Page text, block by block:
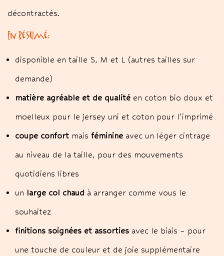
décontractés.
En résumé:
disponible en taille S, M et L (autres tailles sur
demande)
matière agréable et de qualité en coton bio doux et
moelleux pour le jersey uni et coton pour l’imprimé
coupe confort mais féminine avec un léger cintrage
au niveau de la taille, pour des mouvements
quotidiens libres
un large col chaud à arranger comme vous le
souhaitez
finitions soignées et assorties avec le biais – pour
une touche de couleur et de joie supplémentaire